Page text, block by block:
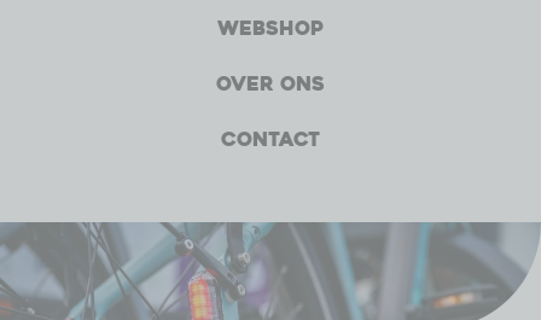
Webshop
Over ons
Contact